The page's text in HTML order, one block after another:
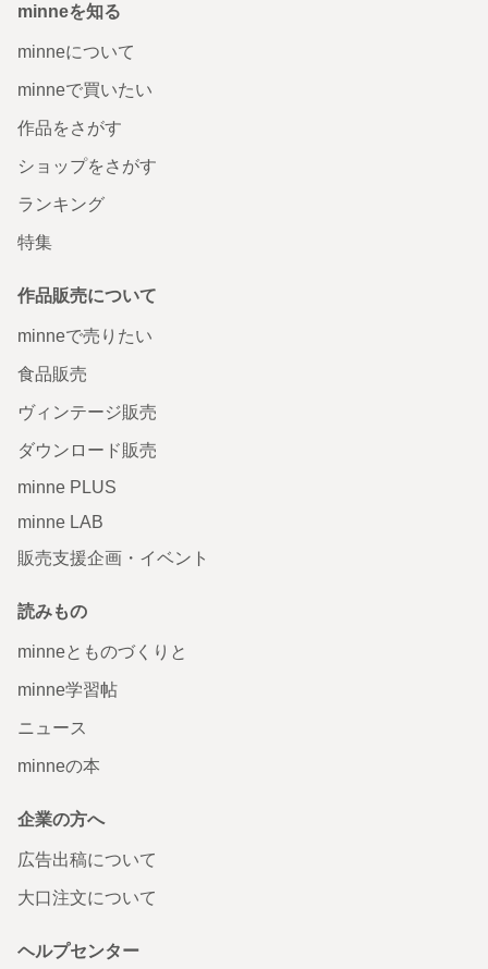
minneを知る
minneについて
minneで買いたい
作品をさがす
ショップをさがす
ランキング
特集
作品販売について
minneで売りたい
食品販売
ヴィンテージ販売
ダウンロード販売
minne PLUS
minne LAB
販売支援企画・イベント
読みもの
minneとものづくりと
minne学習帖
ニュース
minneの本
企業の方へ
広告出稿について
大口注文について
ヘルプセンター